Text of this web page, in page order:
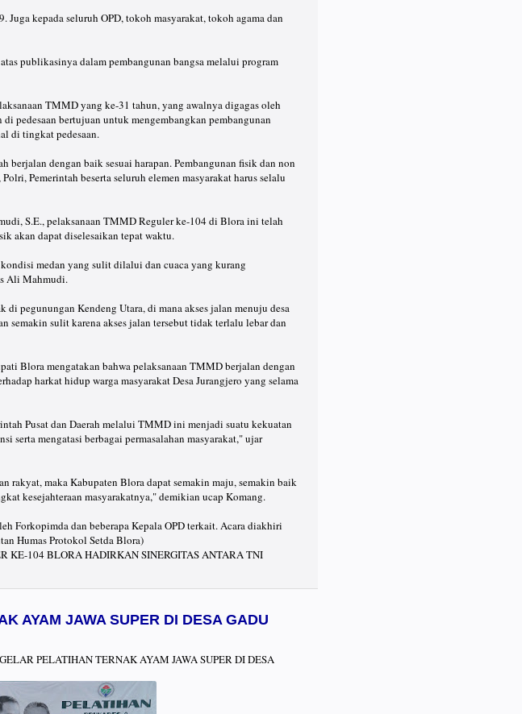
kepada seluruh OPD, tokoh masyarakat, tokoh agama dan
publikasinya dalam pembangunan bangsa melalui program
TMMD yang ke-31 tahun, yang awalnya digagas oleh
pedesaan bertujuan untuk mengembangkan pembangunan
di tingkat pedesaan.
berjalan dengan baik sesuai harapan. Pembangunan fisik dan non
Pemerintah beserta seluruh elemen masyarakat harus selalu
S.E., pelaksanaan TMMD Reguler ke-104 di Blora ini telah
akan dapat diselesaikan tepat waktu.
medan yang sulit dilalui dan cuaca yang kurang
Ali Mahmudi.
pegunungan Kendeng Utara, di mana akses jalan menuju desa
semakin sulit karena akses jalan tersebut tidak terlalu lebar dan
Blora mengatakan bahwa pelaksanaan TMMD berjalan dengan
harkat hidup warga masyarakat Desa Jurangjero yang selama
Pusat dan Daerah melalui TMMD ini menjadi suatu kekuatan
serta mengatasi berbagai permasalahan masyarakat," ujar
rakyat, maka Kabupaten Blora dapat semakin maju, semakin baik
kesejahteraan masyarakatnya," demikian ucap Komang.
Forkopimda dan beberapa Kepala OPD terkait. Acara diakhiri
Humas Protokol Setda Blora)
KE-104 BLORA HADIRKAN SINERGITAS ANTARA TNI
AYAM JAWA SUPER DI DESA GADU
PELATIHAN TERNAK AYAM JAWA SUPER DI DESA